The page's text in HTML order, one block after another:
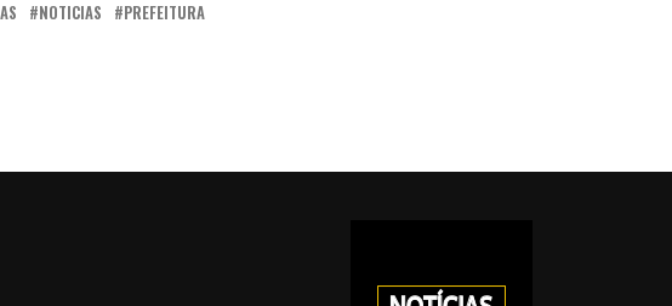
NOTICIAS PREFEITURA